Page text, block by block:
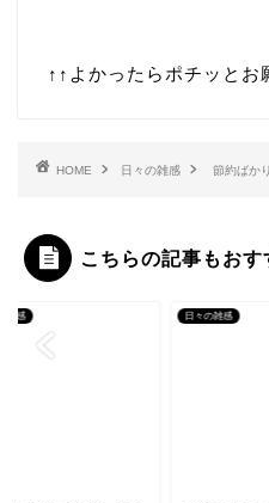
↑↑ よかったらポチッとお
HOME 日々の雑感 節約ばか
こちらの記事もおす
雑感 日々の雑感